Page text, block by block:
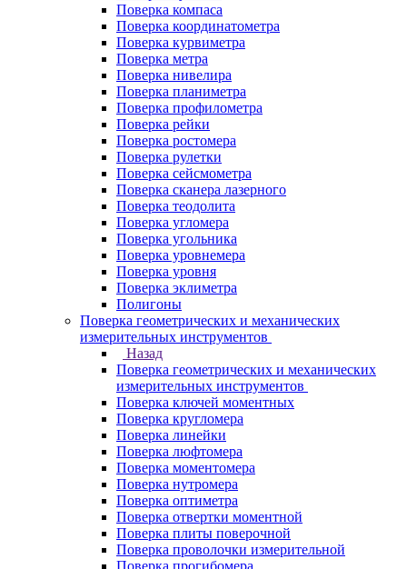
Поверка компаса
Поверка координатометра
Поверка курвиметра
Поверка метра
Поверка нивелира
Поверка планиметра
Поверка профилометра
Поверка рейки
Поверка ростомера
Поверка рулетки
Поверка сейсмометра
Поверка сканера лазерного
Поверка теодолита
Поверка угломера
Поверка угольника
Поверка уровнемера
Поверка уровня
Поверка эклиметра
Полигоны
Поверка геометрических и механических
измерительных инструментов
Назад
Поверка геометрических и механических
измерительных инструментов
Поверка ключей моментных
Поверка кругломера
Поверка линейки
Поверка люфтомера
Поверка моментомера
Поверка нутромера
Поверка оптиметра
Поверка отвертки моментной
Поверка плиты поверочной
Поверка проволочки измерительной
Поверка прогибомера